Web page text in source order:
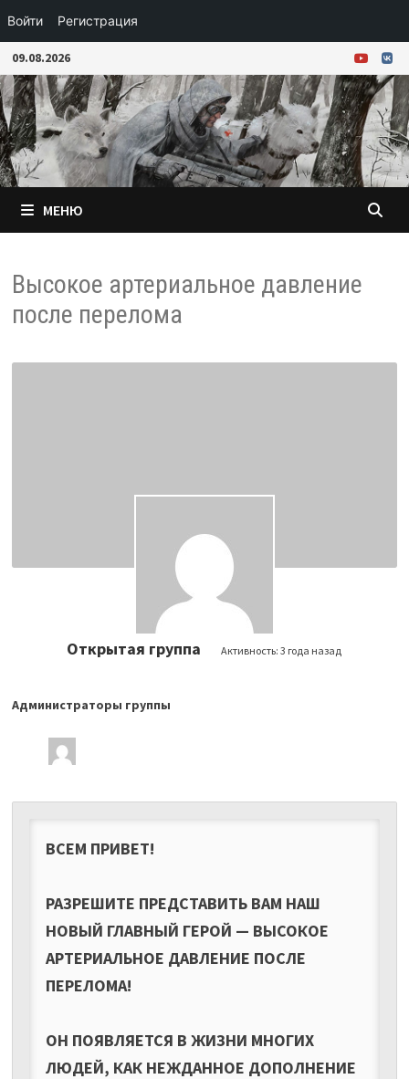
Войти Регистрация
Перейти
к
содержимому
09.08.2026
МЕНЮ
Высокое артериальное давление
после перелома
Открытая группа Активность:3 года назад
Лидеры
группы
Администраторы группы
ВСЕМ ПРИВЕТ!
РАЗРЕШИТЕ ПРЕДСТАВИТЬ ВАМ НАШ
НОВЫЙ ГЛАВНЫЙ ГЕРОЙ — ВЫСОКОЕ
АРТЕРИАЛЬНОЕ ДАВЛЕНИЕ ПОСЛЕ
ПЕРЕЛОМА!
ОН ПОЯВЛЯЕТСЯ В ЖИЗНИ МНОГИХ
ЛЮДЕЙ, КАК НЕЖДАННОЕ ДОПОЛНЕНИЕ